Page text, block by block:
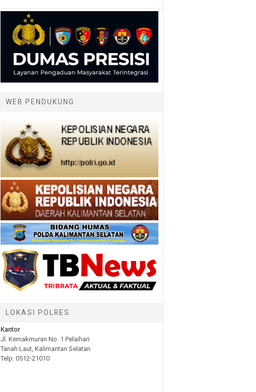
WEB PENDUKUNG
LOKASI POLRES
Kantor
Jl. Kemakmuran No. 1 Pelaihari
Tanah Laut, Kalimantan Selatan
Telp: 0512-21010